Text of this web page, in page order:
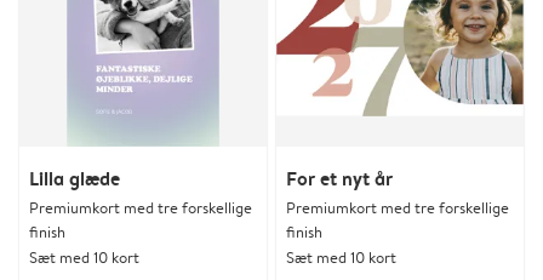
Lilla glæde
Premiumkort med tre forskellige
finish
Sæt med 10 kort
For et nyt år
Premiumkort med tre forskellige
finish
Sæt med 10 kort